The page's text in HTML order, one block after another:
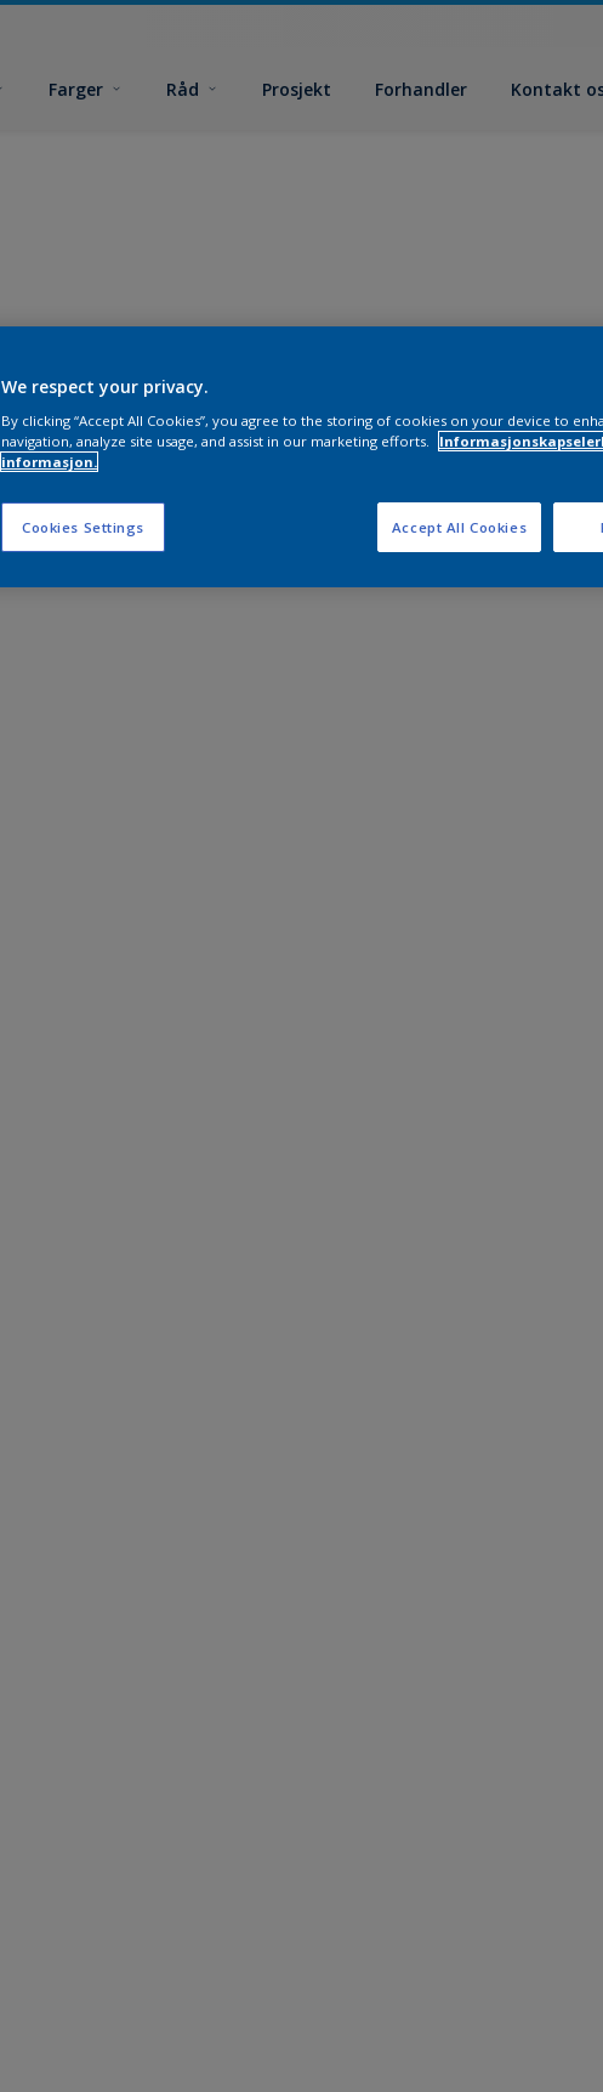
Farger Råd Prosjekt Forhandler Kontakt
We respect your privacy.
By clicking “Accept All Cookies”, you agree to the storing of cookies on your device to
navigation, analyze site usage, and assist in our marketing efforts.
informasjon.
Cookies Settings Accept All Cookies